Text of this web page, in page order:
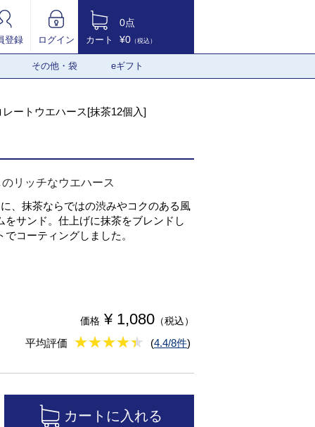
登録 ログイン カート
0点
¥0 （税込）
その他・袋 eギフト
レートウエハース[抹茶12個入]
リッチなウエハース
、抹茶ならではの渋みやコクのある風
をサンド。仕上げに抹茶をブレンドし
コーティングしました。
価格 ¥ 1,080 （税込）
平均評価 ★★★★★
★★★★★ (4.4/8件)